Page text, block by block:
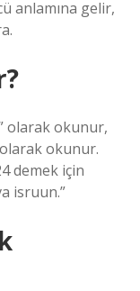
anlamına gelir,
olarak okunur,
olarak okunur.
demek için
isruun.”